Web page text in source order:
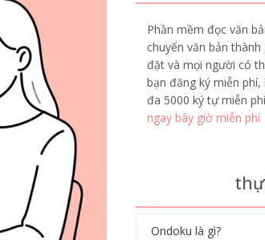
Phần mềm đọc văn
chuyển văn bản
đặt và mọi người có
bạn đăng ký miễn
đa 5000 ký tự miễn
ngay bây giờ miễn phí
Ondoku là gì?